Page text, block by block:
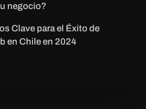
negocio?
Clave para el Éxito de
en Chile en 2024